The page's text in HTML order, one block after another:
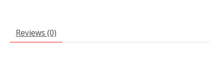
Reviews (0)